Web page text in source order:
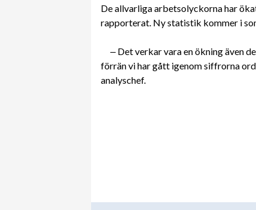
De allvarliga arbetsolyckorna har
rapporterat. Ny statistik kommer i
‒ Det verkar vara en ökning även
förrän vi har gått igenom siffrorna
analyschef.